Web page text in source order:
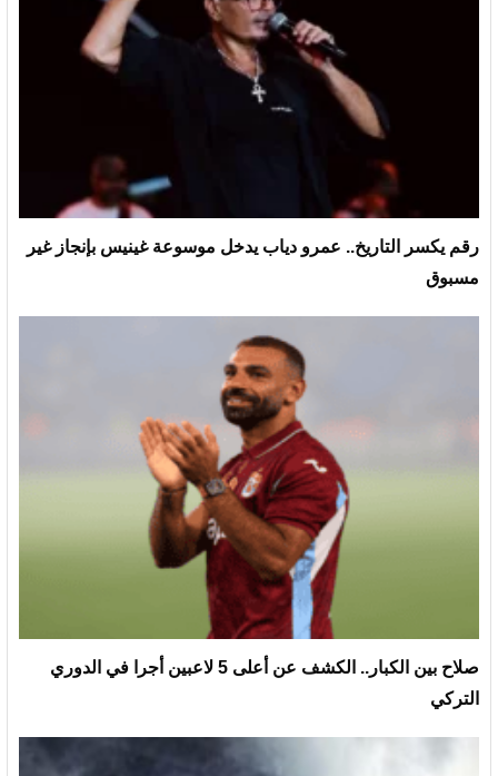
رقم يكسر التاريخ.. عمرو دياب يدخل موسوعة غينيس بإنجاز غير
مسبوق
صلاح بين الكبار.. الكشف عن أعلى 5 لاعبين أجرا في الدوري
التركي